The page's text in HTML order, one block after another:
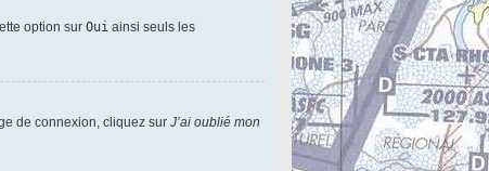
option sur Oui ainsi seuls les
de connexion, cliquez sur J’ai oublié mon